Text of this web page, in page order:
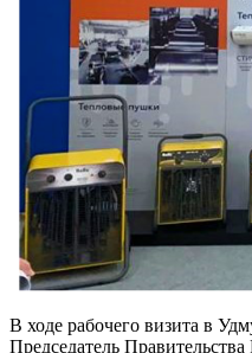
В ходе рабочего визита в
Председатель